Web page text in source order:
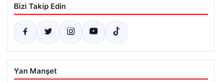
Bizi Takip Edin
Yan Manşet